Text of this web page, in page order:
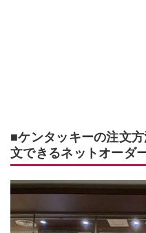
■ケンタッキーの注文
文できるネットオーダ